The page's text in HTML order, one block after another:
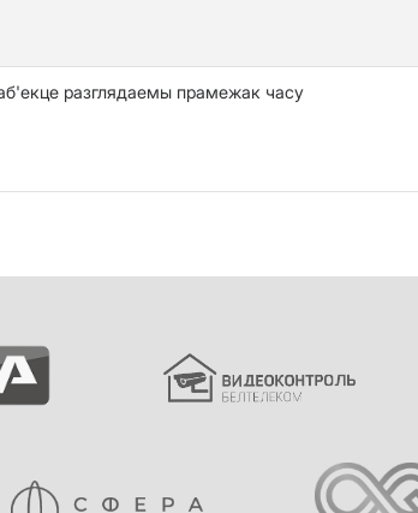
разглядаемы прамежак часу